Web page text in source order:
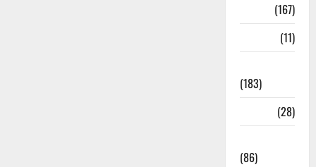
(167)
(11)
(183)
(28)
(86)